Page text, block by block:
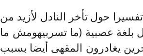
حول تأخر النادل لأزيد من
بلغة عصبية (ما تسربيهومش ما
يغادرون المقهى أيضا بسبب